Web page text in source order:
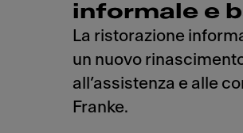
informale e
La ristorazione
un nuovo
all’assistenza e alle
Franke.